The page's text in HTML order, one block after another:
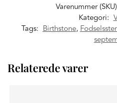
Varenummer
Kategori:
Tags: Birthstone,
Relaterede varer